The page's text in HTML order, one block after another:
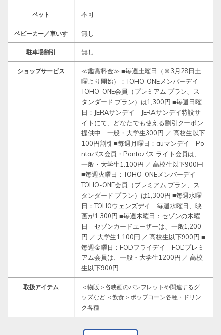
ペット 不可
ベビーカー／車いす 無し
駐車場割引 無し
ショップサービス
≪鑑賞料金≫ ■毎週土曜日（※3月28日土
曜より開始）：TOHO-ONEメンバーデイ
TOHO-ONE会員（プレミアム プラン、ス
タンダード プラン）は1,300円 ■毎週日曜
日：JERAサンデイ JERAサンデイ特設サ
イトにて、どなたでも使える割引クーポン
提供中 一般・大学生300円 ／ 高校生以下
100円割引 ■毎週月曜日：auマンデイ Po
ntaパス会員・Pontaパス ライト会員は、
一般・大学生1,100円 ／ 高校生以下900円
■毎週火曜日：TOHO-ONEメンバーデイ
TOHO-ONE会員（プレミアム プラン、ス
タンダード プラン）は1,300円 ■毎週水曜
日：TOHOウェンズデイ 毎週水曜日、映
画が1,300円 ■毎週木曜日：セゾンの木曜
日 セゾンカードユーザーは、一般1,200
円 ／ 大学生1,100円 ／ 高校生以下900円 ■
毎週金曜日：FODフライデイ FODプレミ
アム会員は、一般・大学生1200円 ／ 高校
生以下900円
取扱アイテム
＜物販＞各映画のパンフレットや関連するグ
ッズなど ＜飲食＞ポップコーン各種・ドリン
ク各種